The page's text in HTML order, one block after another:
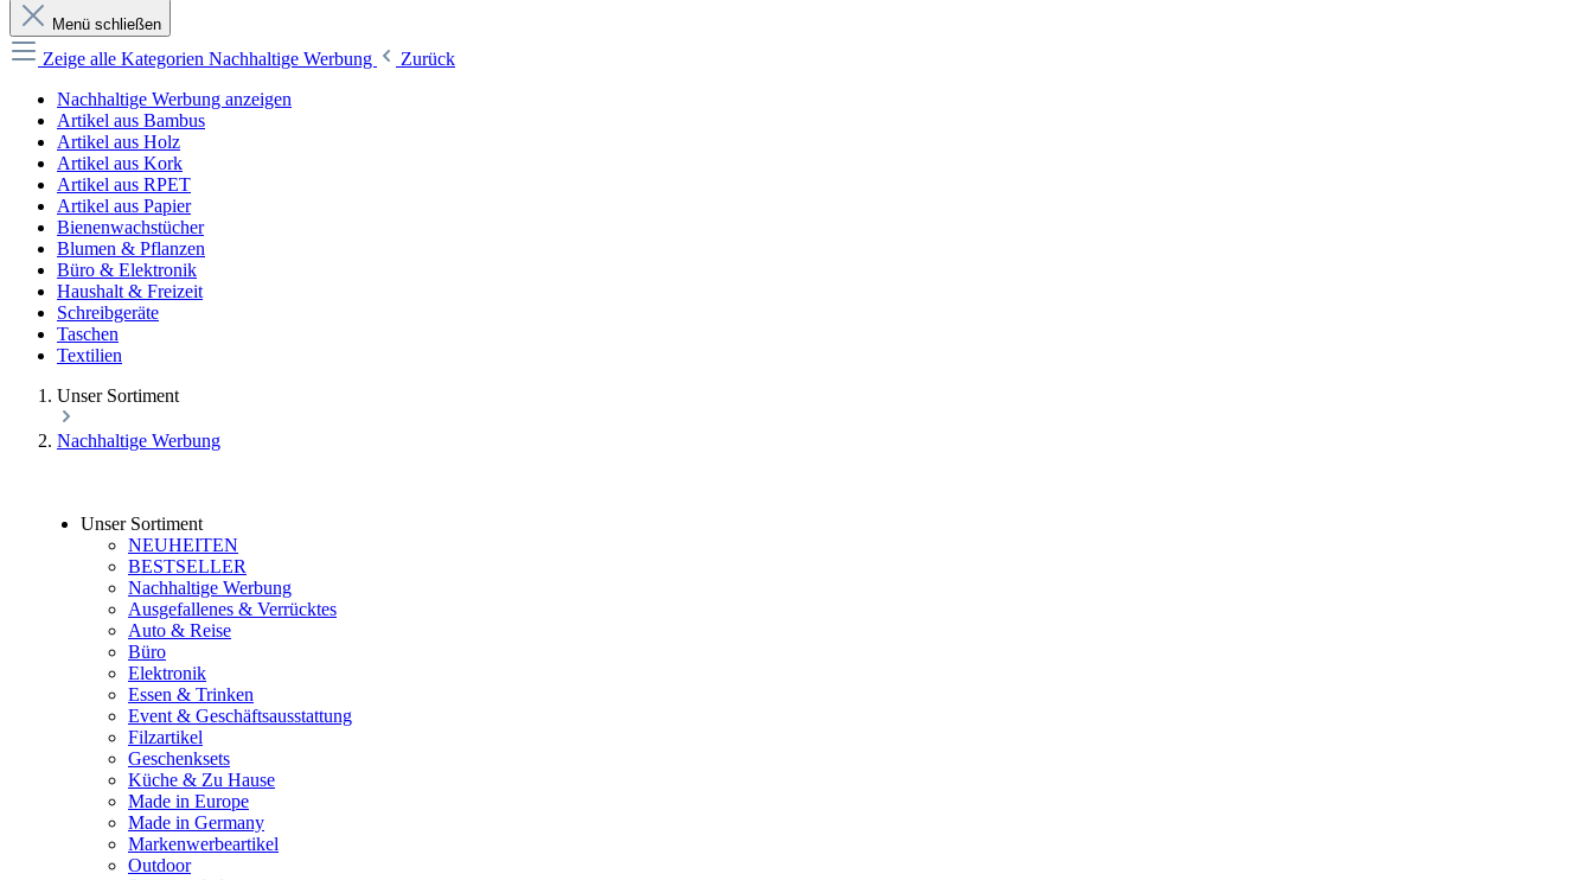
Menü schließen
Zeige alle Kategorien Nachhaltige Werbung
Zurück
Nachhaltige Werbung anzeigen
Artikel aus Bambus
Artikel aus Holz
Artikel aus Kork
Artikel aus RPET
Artikel aus Papier
Bienenwachstücher
Blumen & Pflanzen
Büro & Elektronik
Haushalt & Freizeit
Schreibgeräte
Taschen
Textilien
Unser Sortiment
Nachhaltige Werbung
Unser Sortiment
NEUHEITEN
BESTSELLER
Nachhaltige Werbung
Ausgefallenes & Verrücktes
Auto & Reise
Büro
Elektronik
Essen & Trinken
Event & Geschäftsausstattung
Filzartikel
Geschenksets
Küche & Zu Hause
Made in Europe
Made in Germany
Markenwerbeartikel
Outdoor